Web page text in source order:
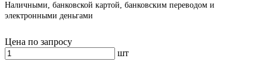
Наличными, банковской картой, банковским переводом и
электронными деньгами
Цена по запросу
шт